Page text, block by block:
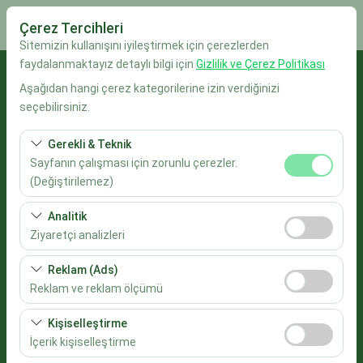
Çerez Tercihleri
Sitemizin kullanışını iyileştirmek için çerezlerden
faydalanmaktayız detaylı bilgi için Gizlilik ve Çerez Politikası
Aşağıdan hangi çerez kategorilerine izin verdiğinizi
seçebilirsiniz.
Gerekli & Teknik
Sayfanın çalışması için zorunlu çerezler.
(Değiştirilemez)
Bu çerezler sitenin doğru şekilde çalışması, güvenlik,
oturum yönetimi ve temel işlevler için gereklidir. Devre
dışı bırakılamaz.
Analitik
Ziyaretçi analizleri
Bu çerezler, sitemizin nasıl kullanıldığını (ziyaretçi sayısı,
en çok ziyaret edilen sayfalar, kullanıcı davranışları)
analiz etmemizi sağlar. Bu veriler, web sitesi
performansını ölçmek ve kullanıcı deneyimini sürekli
iyileştirmek için kullanılır.
Reklam (Ads)
Reklam ve reklam ölçümü
Bu çerezler, size ilgi alanlarınıza uygun kişiselleştirilmiş
reklamlar göstermemize ve reklam kampanyalarımızın
etkinliğini (gösterim sayısı, tıklama oranı) ölçmemize
Kişiselleştirme
İçerik kişiselleştirme
İstanbul Sabiha Gökçen Havalimanı
Aracı farklı bir lokasyona bırakacağım
Alış Tarih & Saat
Bırakış Tarih & Saat
09:00
Araçları Listele